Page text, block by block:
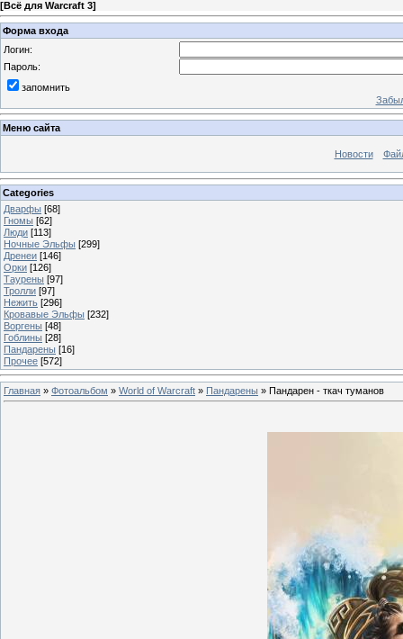
[Всё для Warcraft 3]
Форма входа
Логин:
Пароль:
запомнить
Меню сайта
Новости
Categories
Дварфы [68]
Гномы [62]
Люди [113]
Ночные Эльфы [299]
Дренеи [146]
Орки [126]
Таурены [97]
Тролли [97]
Нежить [296]
Кровавые Эльфы [232]
Воргены [48]
Гоблины [28]
Пандарены [16]
Прочее [572]
Главная » Фотоальбом » World of Warcraft » Пандарены » Пандарен - ткач туманов